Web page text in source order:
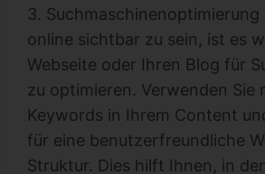
3. Suchmaschinenoptimierung
online sichtbar zu sein, ist es
Webseite oder Ihren Blog für
zu optimieren. Verwenden Sie
Keywords in Ihrem Content
für eine benutzerfreundliche
Struktur. Dies hilft Ihnen, in